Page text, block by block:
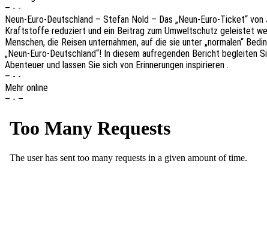
– - -
Neun-Euro-Deutsch­land – Stefan Nold – Das „Neun-Euro-Ticket“
Kraft­stof­fe redu­ziert und ein Beitrag zum Umwelt­schutz geleis­tet
Menschen, die Reisen unter­nah­men, auf die sie unter „norma­len“
„Neun-Euro-Deutsch­land“! In diesem aufre­gen­den Bericht beglei­ten
Aben­teu­er und lassen Sie sich von Erin­ne­run­gen inspirieren .
– - -
Mehr online
– - –